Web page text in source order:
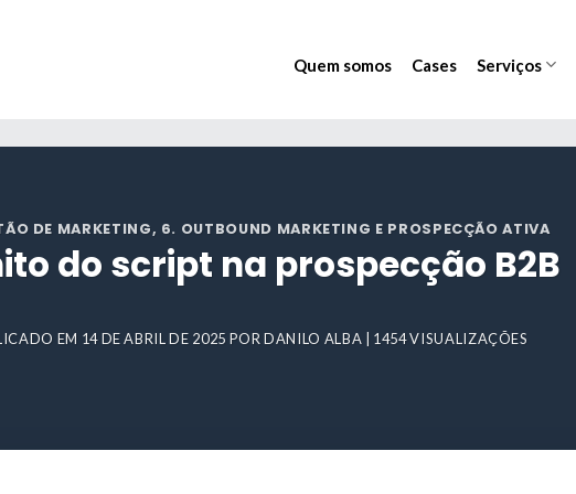
Quem somos Cases Serviços
DE MARKETING, 6. OUTBOUND MARKETING E PROSPECÇÃO ATIVA
do script na prospecção B2B
EM 14 DE ABRIL DE 2025 PORDANILO ALBA | 1454 VISUALIZAÇÕES